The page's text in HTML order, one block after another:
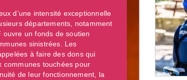
d’une intensité exceptionnelle
départements, notamment
ouvre un fonds de soutien
sinistrées. Les
à faire des dons qui
communes touchées pour
de leur fonctionnement, la